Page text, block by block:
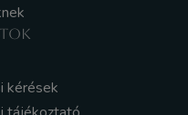
kérések